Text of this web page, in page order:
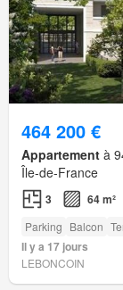
464 200 €
Appartement à
Île-de-France
3 64 m²
Parking Balcon
Il y a 17 jours
LEBONCOIN